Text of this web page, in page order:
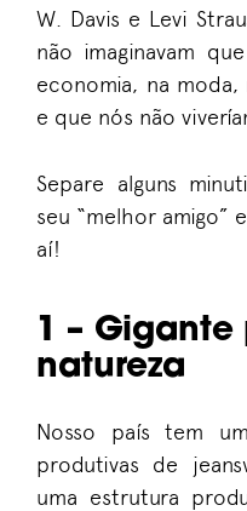
W. Davis e Levi
não imaginavam
economia, na
e que nós não
Separe alguns
seu “melhor amigo”
aí!
1 –
natureza
Nosso país tem
produtivas de
uma estrutura